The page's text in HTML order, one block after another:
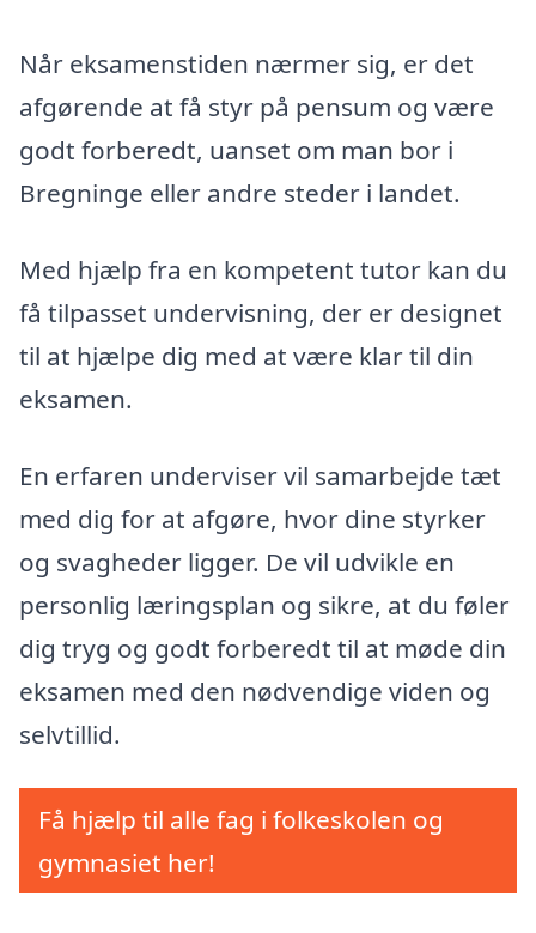
Når eksamenstiden nærmer sig, er det
afgørende at få styr på pensum og være
godt forberedt, uanset om man bor i
Bregninge eller andre steder i landet.
Med hjælp fra en kompetent tutor kan du
få tilpasset undervisning, der er designet
til at hjælpe dig med at være klar til din
eksamen.
En erfaren underviser vil samarbejde tæt
med dig for at afgøre, hvor dine styrker
og svagheder ligger. De vil udvikle en
personlig læringsplan og sikre, at du føler
dig tryg og godt forberedt til at møde din
eksamen med den nødvendige viden og
selvtillid.
Få hjælp til alle fag i folkeskolen og
gymnasiet her!